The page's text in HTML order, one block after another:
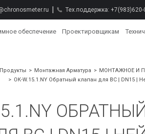
Тех.поддержка:+7(983)620-
обеспечение Проектировщикам
Продукты Монтажная Арматура
МОНТАЖНОЕ И
ОК-W.15.1.NY Обратный клапан для ВС | DN15 |